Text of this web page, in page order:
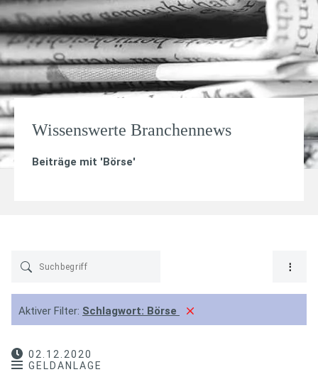
Wissenswerte Branchennews
Beiträge mit 'Börse'
Aktiver Filter: Schlagwort: Börse
02.12.2020
GELDANLAGE